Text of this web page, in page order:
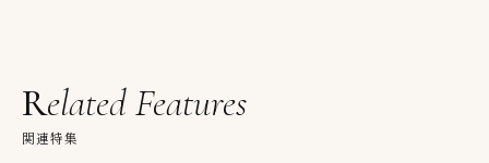
Related Features
関連特集